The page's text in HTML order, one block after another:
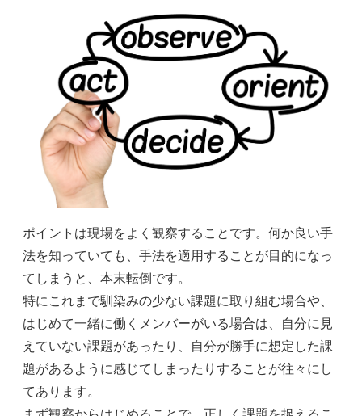
ポイントは現場をよく観察することです。何か良い手
法を知っていても、手法を適用することが目的になっ
てしまうと、本末転倒です。
特にこれまで馴染みの少ない課題に取り組む場合や、
はじめて一緒に働くメンバーがいる場合は、自分に見
えていない課題があったり、自分が勝手に想定した課
題があるように感じてしまったりすることが往々にし
てあります。